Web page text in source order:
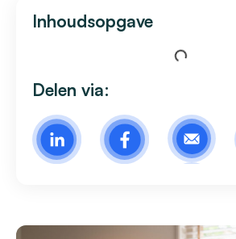
Inhoudsopgave
Delen via: